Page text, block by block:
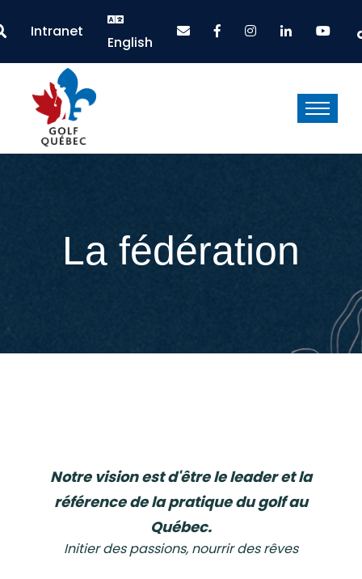
Intranet
English
La fédération
Notre vision est d'être le leader et la
référence de la pratique du golf au
Québec.
Initier des passions, nourrir des rêves